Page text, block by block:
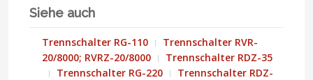
Siehe auch
Trennschalter RG-110
Trennschalter RVR-
20/8000; RVRZ-20/8000
Trennschalter RDZ-35
Trennschalter RG-220
Trennschalter RDZ-